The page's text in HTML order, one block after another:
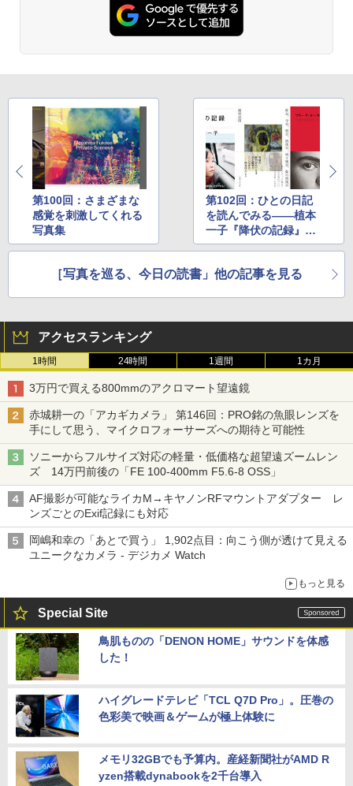
第100回：さまざまな
感覚を刺激してくれる
写真集
第102回：ひとの日記
を読んでみる――植本
一子『降伏の記録』な
ど
［写真を巡る、今日の読書」他の記事を見る
アクセスランキング
1時間 24時間 1週間 1カ月
3万円で買える800mmのアクロマート望遠鏡
赤城耕一の「アカギカメラ」 第146回：PRO銘の魚眼レンズを
手にして思う、マイクロフォーサーズへの期待と可能性
ソニーからフルサイズ対応の軽量・低価格な超望遠ズームレン
ズ 14万円前後の「FE 100-400mm F5.6-8 OSS」
AF撮影が可能なライカM→キヤノンRFマウントアダプター レ
ンズごとのExif記録にも対応
岡嶋和幸の「あとで買う」 1,902点目：向こう側が透けて見える
ユニークなカメラ - デジカメ Watch
もっと見る
Special Site
鳥肌ものの「DENON HOME」サウンドを体感
した！
ハイグレードテレビ「TCL Q7D Pro」。圧巻の
色彩美で映画＆ゲームが極上体験に
メモリ32GBでも予算内。産経新聞社がAMD R
yzen搭載dynabookを2千台導入